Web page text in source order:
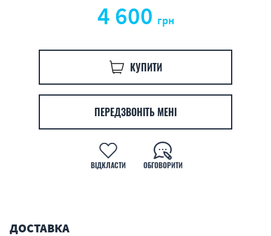
4 600 грн
КУПИТИ
ПЕРЕДЗВОНІТЬ МЕНІ
ВІДКЛАСТИ ОБГОВОРИТИ
ДОСТАВКА